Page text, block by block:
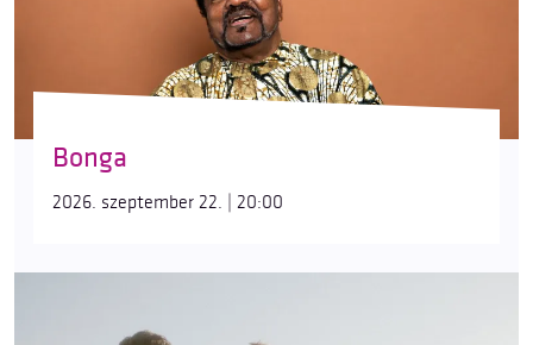
Bonga
2026. szeptember 22. | 20:00